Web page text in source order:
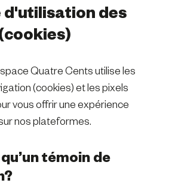
d'utilisation des
Quatre Cents utilise les
(cookies) et les pixels
vous offrir une expérience
nos plateformes.
témoin de